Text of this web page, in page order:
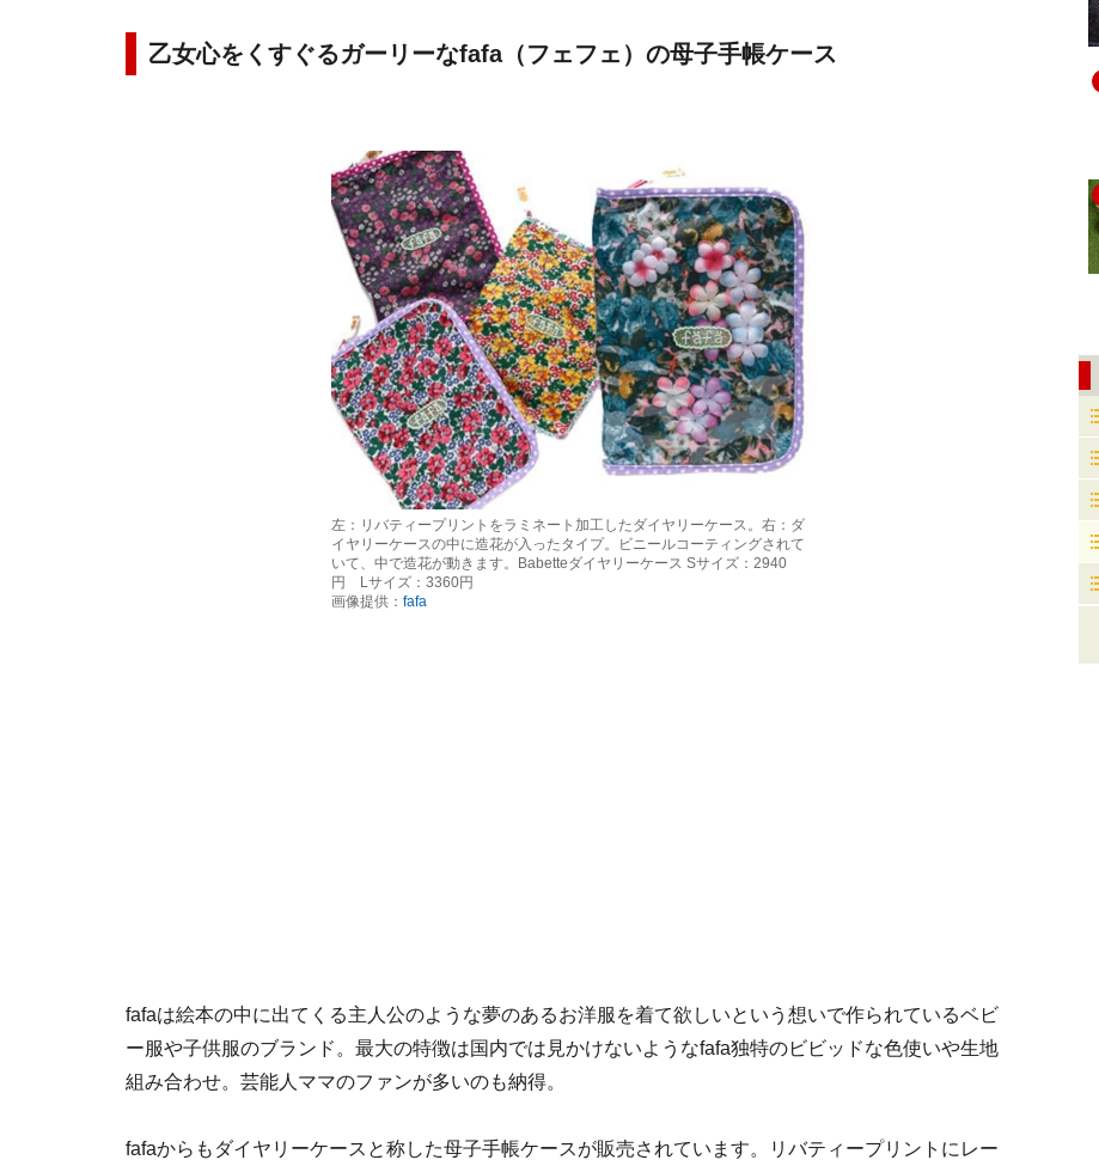
乙女心をくすぐるガーリーなfafa（フェフェ）の母子手帳ケース
左：リバティープリントをラミネート加工したダイヤリーケース。右：ダ
イヤリーケースの中に造花が入ったタイプ。ビニールコーティングされて
いて、中で造花が動きます。Babetteダイヤリーケース Sサイズ：2940
円 Lサイズ：3360円
画像提供： fafa
fafaは絵本の中に出てくる主人公のような夢のあるお洋服を着て欲しいという想いで作られているベビ
ー服や子供服のブランド。最大の特徴は国内では見かけないようなfafa独特のビビッドな色使いや生地
組み合わせ。芸能人ママのファンが多いのも納得。
fafaからもダイヤリーケースと称した母子手帳ケースが販売されています。リバティープリントにレー